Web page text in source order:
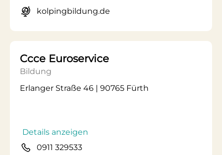
kolpingbildung.de
Ccce Euroservice
Bildung
Erlanger Straße 46 | 90765 Fürth
Details anzeigen
0911 329533